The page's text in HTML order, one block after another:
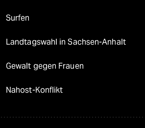
Surfen
Landtagswahl in Sachsen-Anhalt
Gewalt gegen Frauen
Nahost-Konflikt